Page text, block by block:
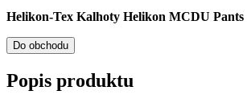
Helikon-Tex Kalhoty Helikon MCDU
Do obchodu
Popis produktu